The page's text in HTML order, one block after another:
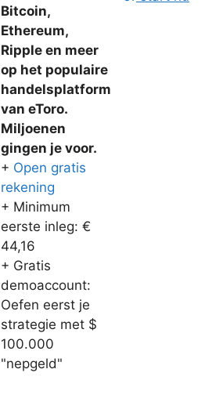
Bitcoin,
Ethereum,
Ripple en meer
op het populaire
handelsplatform
van eToro.
Miljoenen
gingen je voor.
+ Open gratis
rekening
+ Minimum
eerste inleg: €
44,16
+ Gratis
demoaccount:
Oefen eerst je
strategie met $
100.000
"nepgeld"